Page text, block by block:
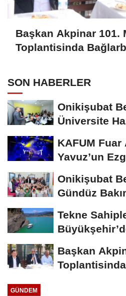
Başkan Akpinar 101.
Toplantisinda
SON HABERLER
Onikişubat
Üniversite
KAFUM Fuar
Yavuz’un
Onikişubat
Gündüz
Tekne
Başkan
GÜNDEM